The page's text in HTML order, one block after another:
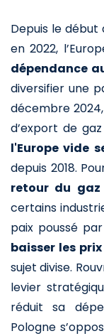
Depuis le début
en 2022,
dépendance
diversifier une
décembre 2024,
d’export de
l'Europe vide
depuis 2018.
retour du
certains
paix poussé
baisser les
sujet divise.
levier
réduit sa
Pologne